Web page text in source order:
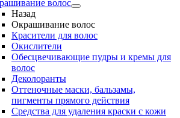
волос
Назад
Окрашивание волос
Красители для волос
Окислители
Обесцвечивающие пудры и кремы для
волос
Деколоранты
Оттеночные маски, бальзамы,
пигменты прямого действия
Средства для удаления краски с кожи